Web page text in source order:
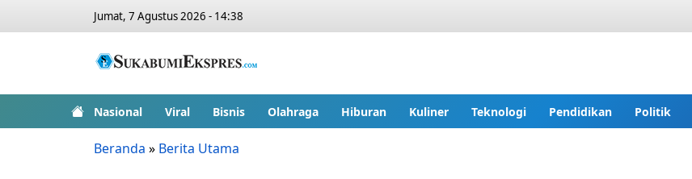
Jumat, 7 Agustus 2026 - 14:38
Nasional Viral Bisnis Olahraga Hiburan Kuliner Teknologi Pendidikan Politik
Beranda » Berita Utama